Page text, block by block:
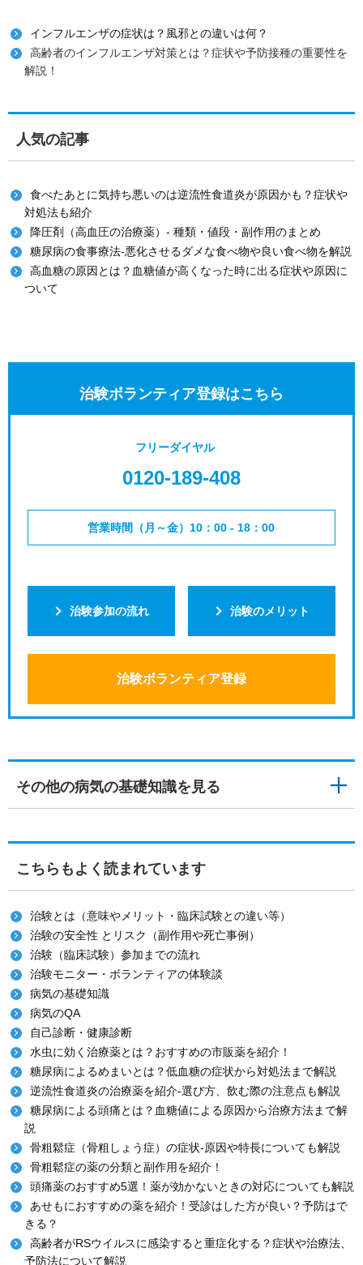
インフルエンザの症状は？風邪との違いは何？
高齢者のインフルエンザ対策とは？症状や予防接種の重要性を
解説！
人気の記事
食べたあとに気持ち悪いのは逆流性食道炎が原因かも？症状や
対処法も紹介
降圧剤（高血圧の治療薬）- 種類・値段・副作用のまとめ
糖尿病の食事療法-悪化させるダメな食べ物や良い食べ物を解説
高血糖の原因とは？血糖値が高くなった時に出る症状や原因に
ついて
治験ボランティア登録はこちら
フリーダイヤル
0120-189-408
営業時間（月～金）10：00 - 18：00
治験参加の流れ 治験のメリット
治験ボランティア登録
その他の病気の基礎知識を見る
こちらもよく読まれています
治験とは（意味やメリット・臨床試験との違い等）
治験の安全性 とリスク（副作用や死亡事例）
治験（臨床試験）参加までの流れ
治験モニター・ボランティアの体験談
病気の基礎知識
病気のQA
自己診断・健康診断
水虫に効く治療薬とは？おすすめの市販薬を紹介！
糖尿病によるめまいとは？低血糖の症状から対処法まで解説
逆流性食道炎の治療薬を紹介-選び方、飲む際の注意点も解説
糖尿病による頭痛とは？血糖値による原因から治療方法まで解
説
骨粗鬆症（骨粗しょう症）の症状-原因や特長についても解説
骨粗鬆症の薬の分類と副作用を紹介！
頭痛薬のおすすめ5選！薬が効かないときの対応についても解説
あせもにおすすめの薬を紹介！受診はした方が良い？予防はで
きる？
高齢者がRSウイルスに感染すると重症化する？症状や治療法、
予防法について解説